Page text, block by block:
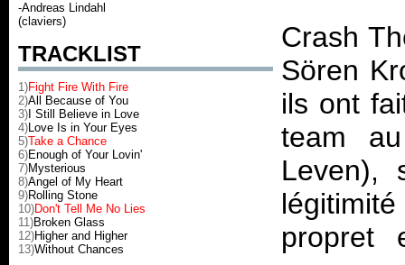
-Andreas Lindahl
(claviers)
TRACKLIST
1)Fight Fire With Fire
2)All Because of You
3) I Still Believe in Love
4)Love Is in Your Eyes
5)Take a Chance
6)Enough of Your Lovin'
7)Mysterious
8)Angel of My Heart
9)Rolling Stone
10)Don't Tell Me No Lies
11)Broken Glass
12)Higher and Higher
13)Without Chances
Crash
Sören
ils ont
team
Leven),
propret